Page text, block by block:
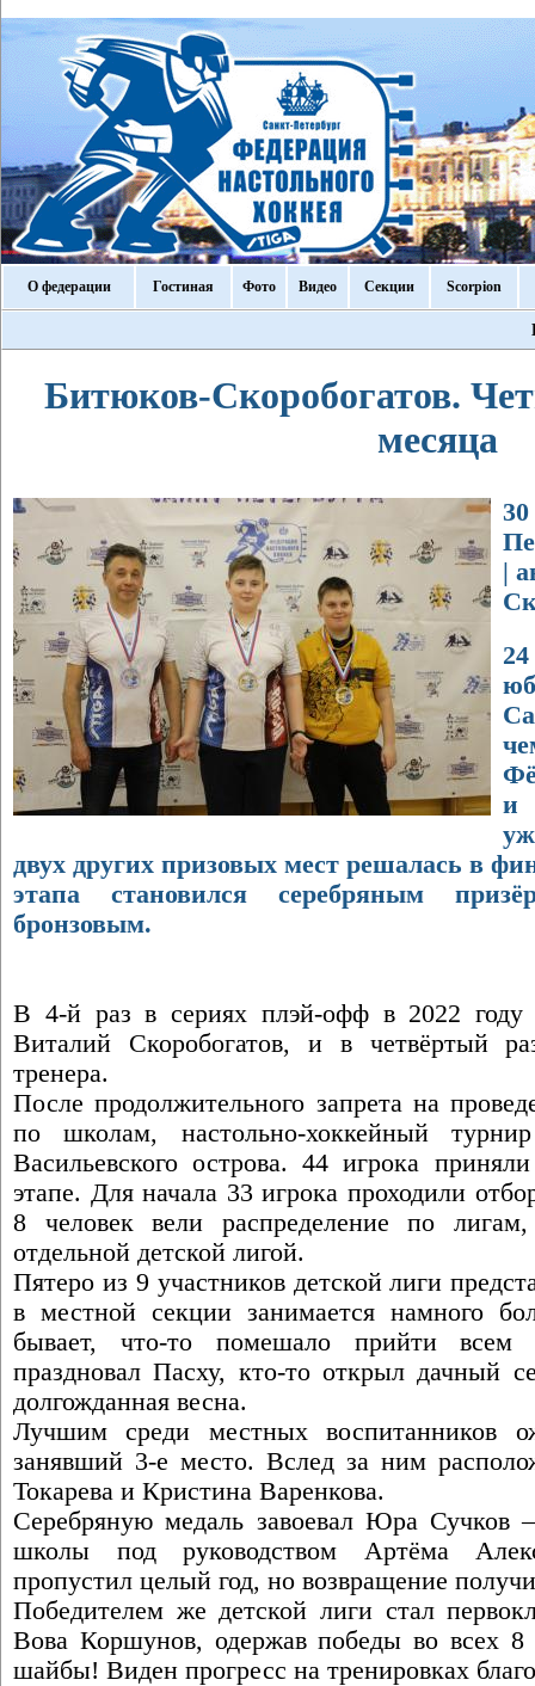
О федерации Гостиная Фото Видео Секции Scorpion
Битюков-Скоробогатов.
месяца
|
и
двух других призовых мест решалась в
этапа становился серебряным
бронзовым.
В 4-й раз в сериях плэй-офф в 2022
Виталий Скоробогатов, и в четвёртый
тренера.
После продолжительного запрета на
по школам, настольно-хоккейный
Васильевского острова. 44 игрока
этапе. Для начала 33 игрока проходили
8 человек вели распределение по
отдельной детской лигой.
Пятеро из 9 участников детской лиги
в местной секции занимается намного
бывает, что-то помешало прийти всем
праздновал Пасху, кто-то открыл дачный
долгожданная весна.
Лучшим среди местных воспитанников
занявший 3-е место. Вслед за ним
Токарева и Кристина Варенкова.
Серебряную медаль завоевал Юра Сучков
школы под руководством Артёма
пропустил целый год, но возвращение
Победителем же детской лиги стал
Вова Коршунов, одержав победы во всех
шайбы! Виден прогресс на тренировках